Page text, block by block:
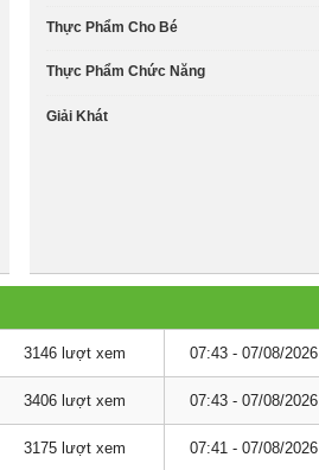
Thực Phẩm Cho Bé
Thực Phẩm Chức Năng
Giải Khát
3146 lượt xem 07:43 - 07/08/2026
3406 lượt xem 07:43 - 07/08/2026
3175 lượt xem 07:41 - 07/08/2026